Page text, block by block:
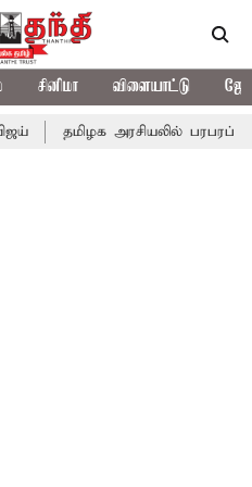
சினிமா விளையாட்டு
அரசியலில் பரபரப்பு;